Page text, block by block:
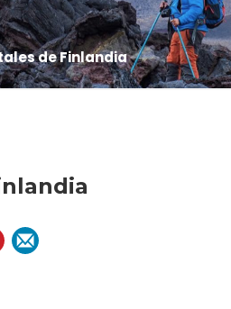
de Finlandia